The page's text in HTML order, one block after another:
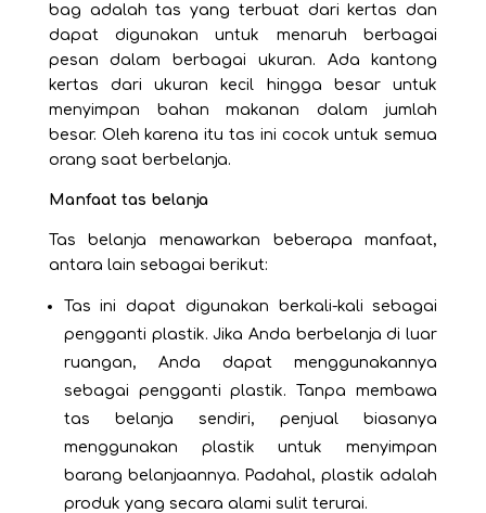
bag adalah tas yang terbuat dari kertas dan
dapat digunakan untuk menaruh berbagai
pesan dalam berbagai ukuran. Ada kantong
kertas dari ukuran kecil hingga besar untuk
menyimpan bahan makanan dalam jumlah
besar. Oleh karena itu tas ini cocok untuk semua
orang saat berbelanja.
Manfaat tas belanja
Tas belanja menawarkan beberapa manfaat,
antara lain sebagai berikut:
Tas ini dapat digunakan berkali-kali sebagai
pengganti plastik. Jika Anda berbelanja di luar
ruangan, Anda dapat menggunakannya
sebagai pengganti plastik. Tanpa membawa
tas belanja sendiri, penjual biasanya
menggunakan plastik untuk menyimpan
barang belanjaannya. Padahal, plastik adalah
produk yang secara alami sulit terurai.